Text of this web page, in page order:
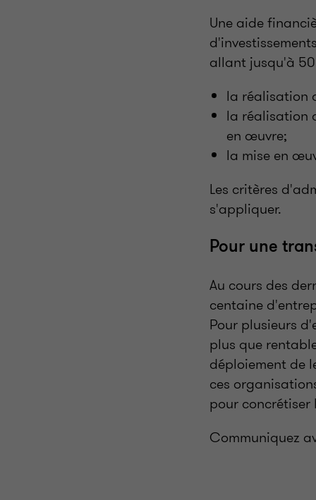
Une aide
allant jusqu'à
la réalisation
la réalisation
en œuvre;
la mise en
Les critères
s'appliquer.
Pour une
Au cours des
centaine
Pour plusieurs
plus que
déploiement de
ces
pour
Communiquez